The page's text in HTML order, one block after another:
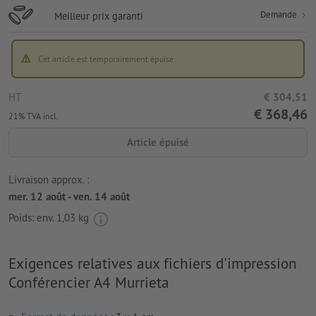
Meilleur prix garanti Demande
Cet article est temporairement épuisé
HT € 304,51
21% TVA incl. € 368,46
Article épuisé
Livraison approx. :
mer. 12 août - ven. 14 août
Poids: env. 1,03 kg
Exigences relatives aux fichiers d'impression
Conférencier A4 Murrieta